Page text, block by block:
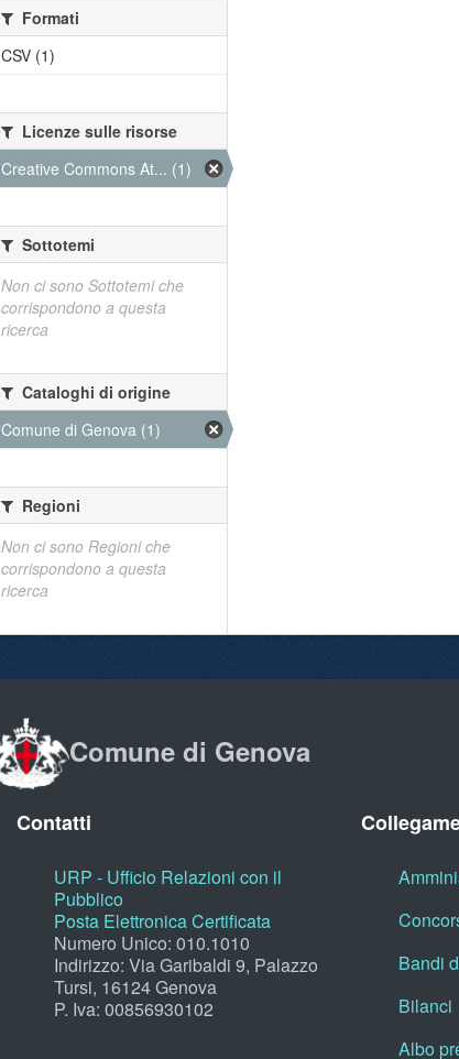
Formati
CSV (1)
Licenze sulle risorse
Creative Commons At... (1)
Sottotemi
Non ci sono Sottotemi che
corrispondono a questa
ricerca
Cataloghi di origine
Comune di Genova (1)
Regioni
Non ci sono Regioni che
corrispondono a questa
ricerca
Comune di Genova
Contatti
URP - Ufficio Relazioni con il
Pubblico
Posta Elettronica Certificata
Numero Unico: 010.1010
Indirizzo: Via Garibaldi 9, Palazzo
Tursi, 16124 Genova
P. Iva: 00856930102
Bandi
Bilanci
Albo